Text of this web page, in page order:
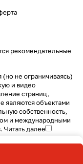
рекомендательные
не ограничиваясь)
и видео
страниц,
являются объектами
собственность,
и международными
Читать далее